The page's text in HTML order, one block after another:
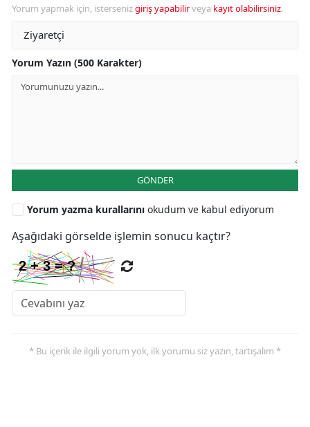
Yorum yapmak için, istersenizgiriş yapabilirveya kayıt olabilirsiniz.
Yorum Yazın (500 Karakter)
GÖNDER
Yorum yazma kurallarını okudum ve kabul ediyorum
Aşağıdaki görselde işlemin sonucu kaçtır?
* Bu içerik ile ilgili yorum yok, ilk yorumu siz yazın, tartışalım *